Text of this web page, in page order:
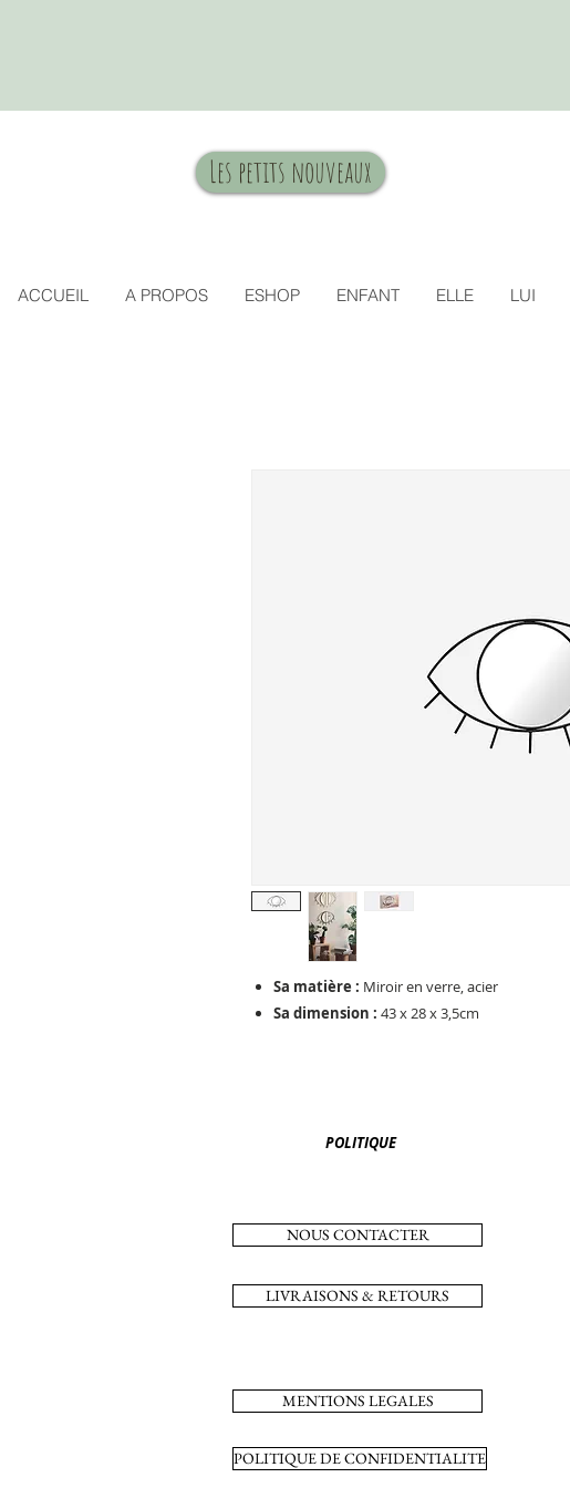
Les petits nouveaux
ACCUEIL A PROPOS ESHOP ENFANT ELLE LUI
Sa matière : Miroir en verre, acier
Sa dimension : 43 x 28 x 3,5cm
POLITIQUE
NOUS CONTACTER
LIVRAISONS & RETOURS
MENTIONS LEGALES
POLITIQUE DE CONFIDENTIALITE